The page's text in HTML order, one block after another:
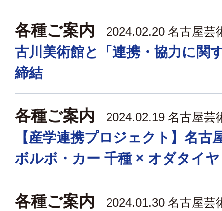
各種ご案内 2024.02.20 名古屋芸
古川美術館と「連携・協力に関
締結
各種ご案内 2024.02.19 名古屋芸
【産学連携プロジェクト】名古
ボルボ・カー 千種 × オダタイヤ
各種ご案内 2024.01.30 名古屋芸